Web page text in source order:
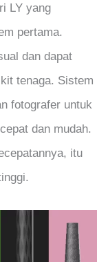
LY yang
pertama.
dan dapat
tenaga. Sistem
fotografer untuk
dan mudah.
itu